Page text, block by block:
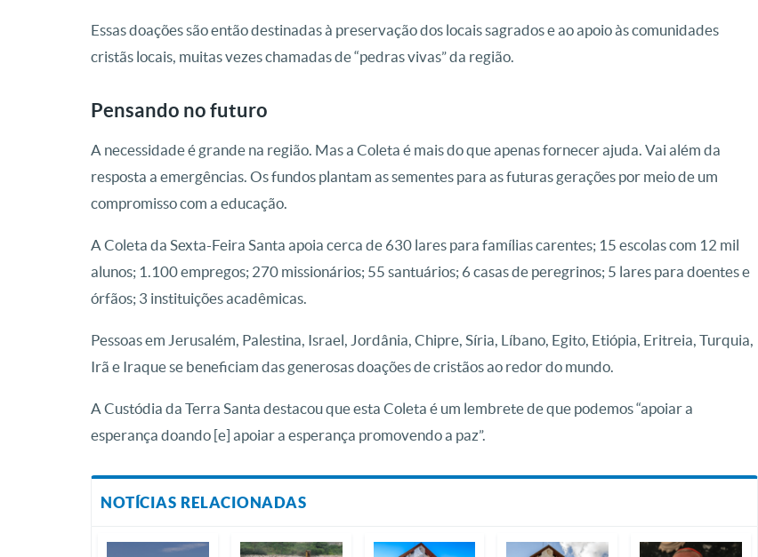
Essas doações são então destinadas à preservação dos locais sagrados e ao apoio às comunidades
cristãs locais, muitas vezes chamadas de “pedras vivas” da região.
Pensando no futuro
A necessidade é grande na região. Mas a Coleta é mais do que apenas fornecer ajuda. Vai além da
resposta a emergências. Os fundos plantam as sementes para as futuras gerações por meio de um
compromisso com a educação.
A Coleta da Sexta-Feira Santa apoia cerca de 630 lares para famílias carentes; 15 escolas com 12 mil
alunos; 1.100 empregos; 270 missionários; 55 santuários; 6 casas de peregrinos; 5 lares para doentes e
órfãos; 3 instituições acadêmicas.
Pessoas em Jerusalém, Palestina, Israel, Jordânia, Chipre, Síria, Líbano, Egito, Etiópia, Eritreia, Turquia,
Irã e Iraque se beneficiam das generosas doações de cristãos ao redor do mundo.
A Custódia da Terra Santa destacou que esta Coleta é um lembrete de que podemos “apoiar a
esperança doando [e] apoiar a esperança promovendo a paz”.
NOTÍCIAS RELACIONADAS